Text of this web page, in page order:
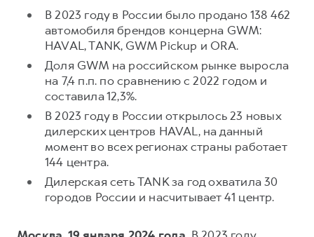
Страхование
Кредит
КОРПОРАТИВНЫМ КЛИЕНТАМ
Для малого бизнеса
Корпоративным клиентам
Крупным корпоративным клиентам
Система управления автопарком GWM Fleet
Сервис для корпоративных клиентов
ПОДДЕРЖКА
GWM Безопасность
Гарантия HAVAL
Мобильное приложение GWM
Программа «HAVAL Защита+»
Руководства по эксплуатации
Подписки
В 2023 году в России было продано 138 462
автомобиля брендов концерна GWM:
HAVAL, TANK, GWM Pickup и ORA.
Доля GWM на российском рынке выросла
на 7,4 п.п. по сравнению с 2022 годом и
составила 12,3%.
В 2023 году в России открылось 23 новых
дилерских центров HAVAL, на данный
момент во всех регионах страны работает
144 центра.
Дилерская сеть TANK за год охватила 30
городов России и насчитывает 41 центр.